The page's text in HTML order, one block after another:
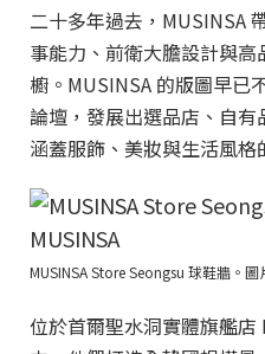
二十多年過去，MUSINSA
事能力、前衛大膽設計與
櫥。MUSINSA 的版圖早已
論壇，發展出選品店、自
涵蓋服飾、美妝與生活風格
MUSINSA Store Seongsu 球鞋牆。圖
位於首爾聖水洞實體旗艦